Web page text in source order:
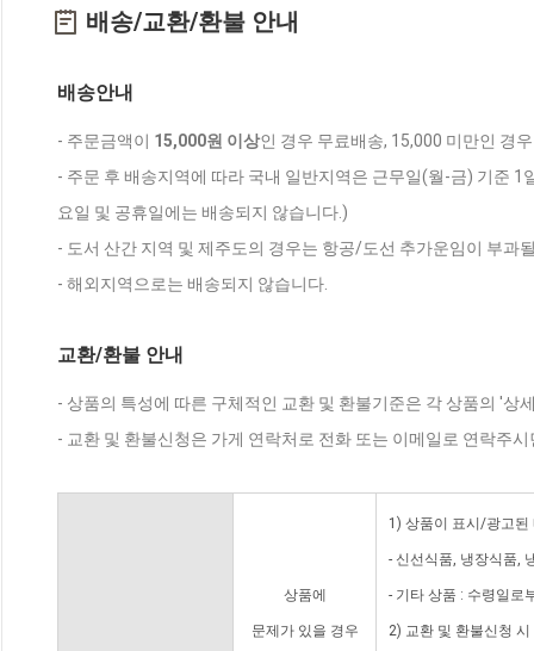
배송/교환/환불 안내
배송안내
- 주문금액이 15,000원 이상인 경우 무료배송, 15,000 미만인 경
- 주문 후 배송지역에 따라 국내 일반지역은 근무일(월-금) 기준
요일 및 공휴일에는 배송되지 않습니다.)
- 도서 산간 지역 및 제주도의 경우는 항공/도선 추가운임이 부과
- 해외지역으로는 배송되지 않습니다.
교환/환불 안내
- 상품의 특성에 따른 구체적인 교환 및 환불기준은 각 상품의 '상
- 교환 및 환불신청은 가게 연락처로 전화 또는 이메일로 연락주
상품에
문제가 있을 경우
1) 상품이 표시/광고된
- 신선식품, 냉장식품,
- 기타 상품 : 수령일로
2) 교환 및 환불신청